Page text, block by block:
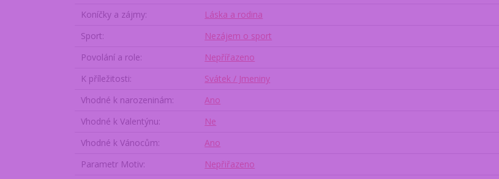
Koníčky a zájmy
Láska a rodina
Sport
Nezájem o sport
Povolání a role
Nepřířazeno
K příležitosti
Svátek / Jmeniny
Vhodné k narozeninám
Ano
Vhodné k Valentýnu
Ne
Vhodné k Vánocům
Ano
Parametr Motiv
Nepřiřazeno